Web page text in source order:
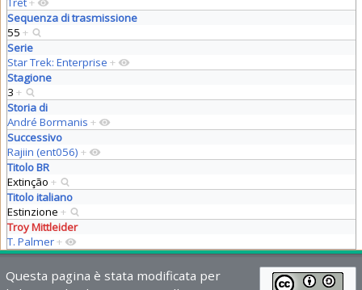
Sequenza di trasmissione
55 +
Serie
Star Trek: Enterprise +
Stagione
3 +
Storia di
André Bormanis +
Successivo
Rajiin (ent056) +
Titolo BR
Extinção +
Titolo italiano
Estinzione +
Troy Mittleider
T. Palmer+
Questa pagina è stata modificata per